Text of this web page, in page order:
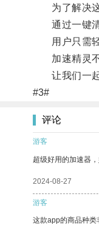
为了解决这
通过一键清
用户只需轻
加速精灵不
让我们一起
#3#
评论
游客
超级好用的加速器
2024-08-27
游客
这款app的商品种类